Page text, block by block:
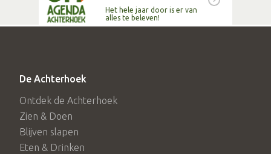
Tijd: 11.00u - 12.30u en 13.30u - 15.00u
Het hele jaar door is er van
alles te beleven!
De Achterhoek
Ontdek de Achterhoek
Zien & Doen
Blijven slapen
Eten & Drinken